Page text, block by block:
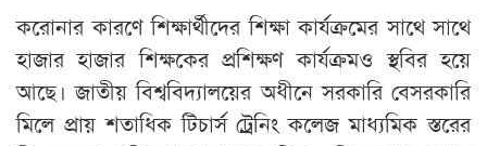
করোনার কারণে শিক্ষার্থীদের শিক্ষা কার্যক্রমের সাথে সাথে
হাজার হাজার শিক্ষকের প্রশিক্ষণ কার্যক্রমও স্থবির হয়ে
আছে। জাতীয় বিশ্ববিদ্যালয়ের অধীনে সরকারি বেসরকারি
মিলে প্রায় শতাধিক টিচার্স ট্রেনিং কলেজ মাধ্যমিক স্তরের